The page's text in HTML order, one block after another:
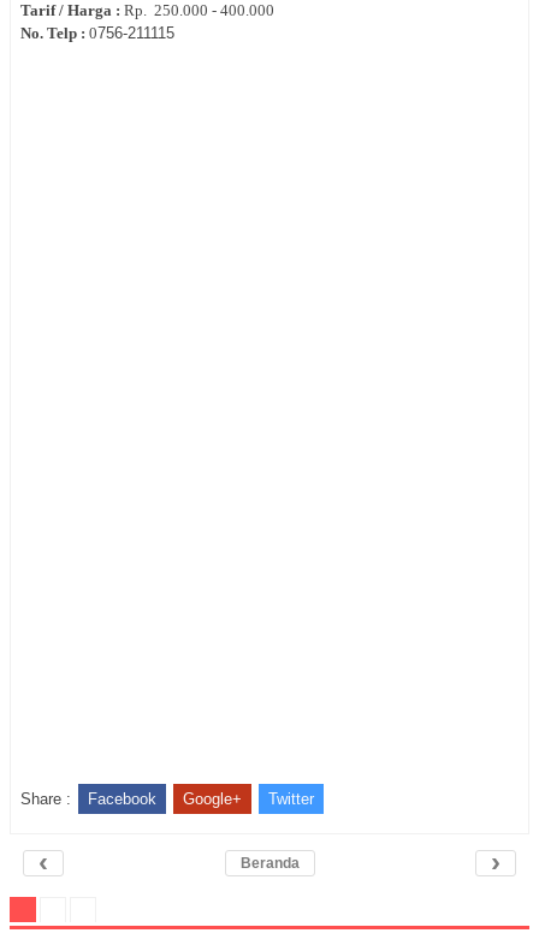
Tarif / Harga : Rp. 250.000 - 400.000
No. Telp : 0756-211115
Share : Facebook Google+ Twitter
‹ ›
Beranda